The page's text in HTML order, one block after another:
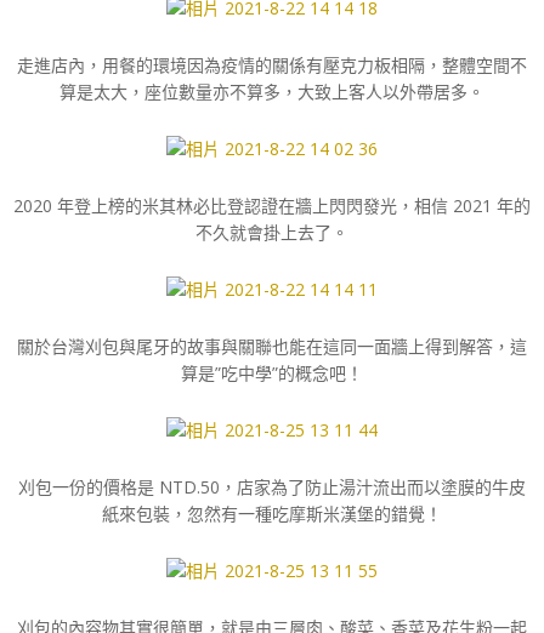
走進店內，用餐的環境因為疫情的關係有壓克力板相隔，整體空間不
算是太大，座位數量亦不算多，大致上客人以外帶居多。
2020 年登上榜的米其林必比登認證在牆上閃閃發光，相信 2021 年的
不久就會掛上去了。
關於台灣刈包與尾牙的故事與關聯也能在這同一面牆上得到解答，這
算是”吃中學”的概念吧！
刈包一份的價格是 NTD.50，店家為了防止湯汁流出而以塗膜的牛皮
紙來包裝，忽然有一種吃摩斯米漢堡的錯覺！
刈包的內容物其實很簡單，就是由三層肉、酸菜、香菜及花生粉一起